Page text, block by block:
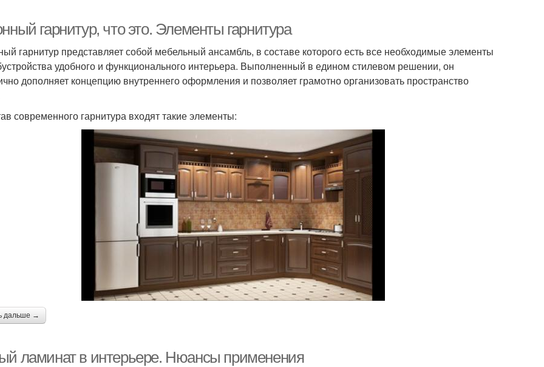
гарнитур, что это. Элементы гарнитура
гарнитур представляет собой мебельный ансамбль, в составе которого есть все необходимые элементы
удобного и функционального интерьера. Выполненный в едином стилевом решении, он
дополняет концепцию внутреннего оформления и позволяет грамотно организовать пространство
современного гарнитура входят такие элементы:
дальше →
ламинат в интерьере. Нюансы применения